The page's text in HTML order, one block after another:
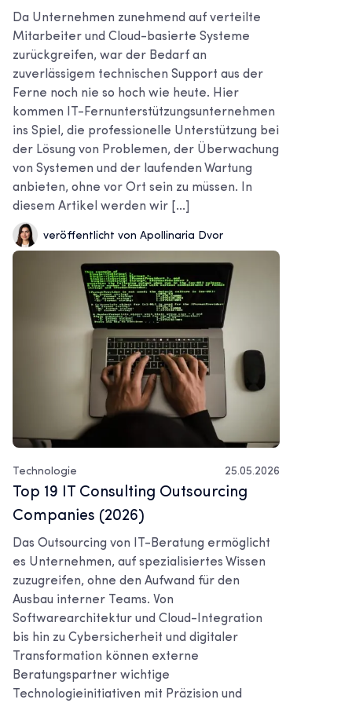
Da Unternehmen zunehmend auf verteilte
Mitarbeiter und Cloud-basierte Systeme
zurückgreifen, war der Bedarf an
zuverlässigem technischen Support aus der
Ferne noch nie so hoch wie heute. Hier
kommen IT-Fernunterstützungsunternehmen
ins Spiel, die professionelle Unterstützung bei
der Lösung von Problemen, der Überwachung
von Systemen und der laufenden Wartung
anbieten, ohne vor Ort sein zu müssen. In
diesem Artikel werden wir [...]
veröffentlicht von Apollinaria Dvor
Technologie 25.05.2026
Top 19 IT Consulting Outsourcing
Companies (2026)
Das Outsourcing von IT-Beratung ermöglicht
es Unternehmen, auf spezialisiertes Wissen
zuzugreifen, ohne den Aufwand für den
Ausbau interner Teams. Von
Softwarearchitektur und Cloud-Integration
bis hin zu Cybersicherheit und digitaler
Transformation können externe
Beratungspartner wichtige
Technologieinitiativen mit Präzision und